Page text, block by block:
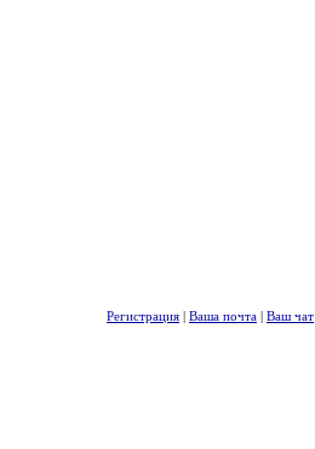
Регистрация | Ваша почта | Ваш чат